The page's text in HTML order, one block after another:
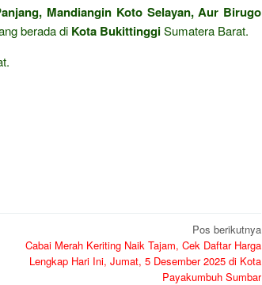
Mandiangin Koto Selayan, Aur Birugo
berada di Kota BukittinggiSumatera Barat.
Pos berikutnya
Cabai Merah Keriting Naik Tajam, Cek Daftar Harga
Lengkap Hari Ini, Jumat, 5 Desember 2025 di Kota
Payakumbuh Sumbar